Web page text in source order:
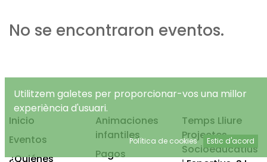
No se encontraron eventos.
Inicio
Eventos
¿Quiénes
Animaciones
infantiles
Pagos
Temps Lliure
Projectes
Socioeducatius
Utilitzem galetes per proporcionar-vos una millor
experiència d'usuari.
Política de cookies Estic d'acord